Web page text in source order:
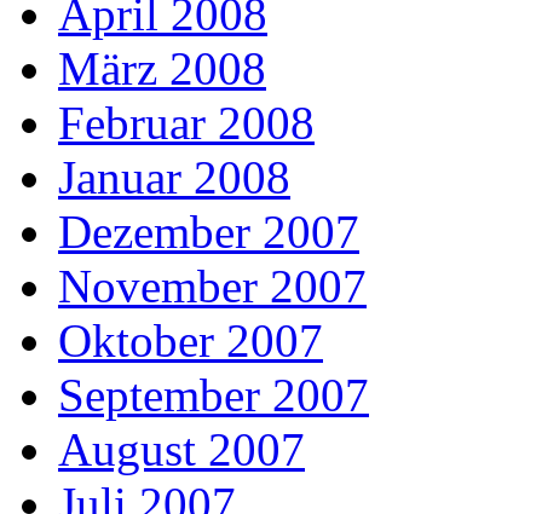
April 2008
März 2008
Februar 2008
Januar 2008
Dezember 2007
November 2007
Oktober 2007
September 2007
August 2007